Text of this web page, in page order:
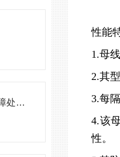
高压隔相封闭母线槽常见故障处理方案
性能
1.母
2.其
3.每
4.该
性。